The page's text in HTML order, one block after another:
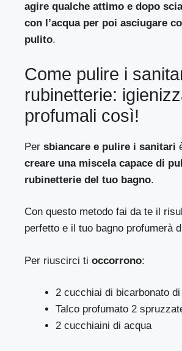
agire qualche attimo e dopo
con l’acqua per poi asciugare
pulito.
Come pulire i
rubinetterie:
profumali così!
Persbiancare e pulire i sanitari
creare una miscela capace di
rubinetterie del tuo bagno.
Con questo metodo fai da te il
perfetto e il tuo bagno profumerà
Per riuscirci tioccorrono:
2 cucchiai di bicarbonato
Talco profumato 2
2 cucchiaini di acqua